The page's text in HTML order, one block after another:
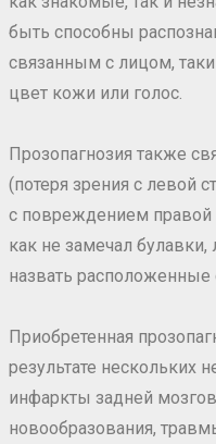
быть способны
связанным с лицом,
цвет кожи или голос.
Прозопагнозия также
(потеря зрения с левой
с повреждением правой
как не замечал
назвать расположенные
Приобретенная
результате нескольких
инфаркты задней
новообразования,